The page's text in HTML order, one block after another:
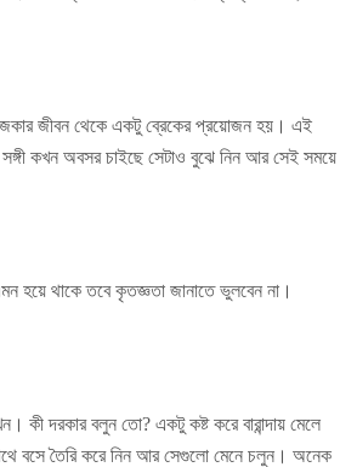
জীবন থেকে একটু ব্রেকের প্রয়োজন হয়। এই
কখন অবসর চাইছে সেটাও বুঝে নিন আর সেই সময়ে
হয়ে থাকে তবে কৃতজ্ঞতা জানাতে ভুলবেন না।
কী দরকার বলুন তো? একটু কষ্ট করে বারান্দায় মেলে
বসে তৈরি করে নিন আর সেগুলো মেনে চলুন। অনেক